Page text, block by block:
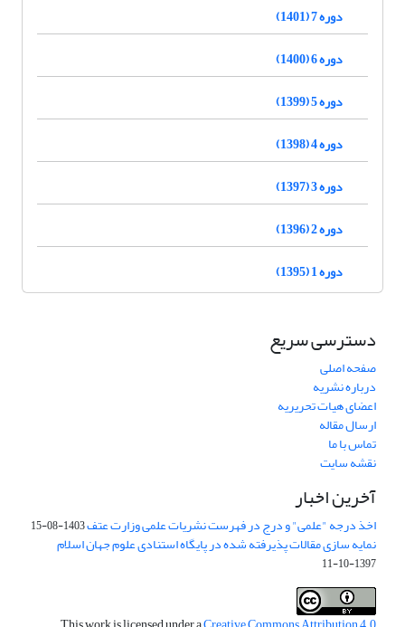
دوره 7 (1401)
دوره 6 (1400)
دوره 5 (1399)
دوره 4 (1398)
دوره 3 (1397)
دوره 2 (1396)
دوره 1 (1395)
دسترسی سریع
صفحه اصلی
درباره نشریه
اعضای هیات تحریریه
ارسال مقاله
تماس با ما
نقشه سایت
آخرین اخبار
اخذ درجه "علمی" و درج در فهرست نشریات علمی وزارت عتف1403-08-15
نمایه سازی مقالات پذیرفته شده در پایگاه استنادی علوم جهان اسلام
1397-10-11